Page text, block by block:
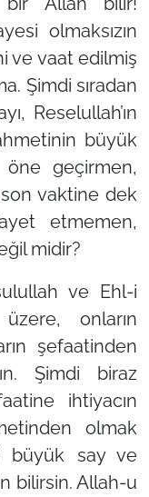
olmaksızın
ve vaat edilmiş
Şimdi sıradan
Reselullah’ın
büyük
geçirmen,
vaktine dek
etmemen,
midir?
ve Ehl-i
onların
şefaatinden
Şimdi biraz
ihtiyacın
olmak
büyük say ve
bilirsin. Allah-u